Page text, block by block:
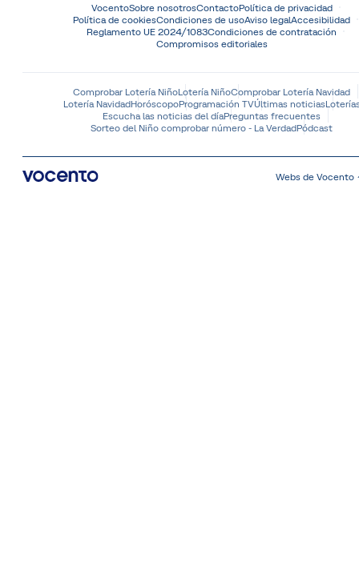
VocentoSobre nosotrosContactoPolítica de privacidad
Política de cookiesCondiciones de usoAviso legalAccesibilidad
Reglamento UE 2024/1083Condiciones de contratación
Compromisos editoriales
Comprobar Lotería NiñoLotería NiñoComprobar Lotería Navidad
Lotería NavidadHoróscopoProgramación TVÚltimas noticias
Escucha las noticias del díaPreguntas frecuentes
Sorteo del Niño comprobar número - La VerdadPódcast
Webs de Vocento